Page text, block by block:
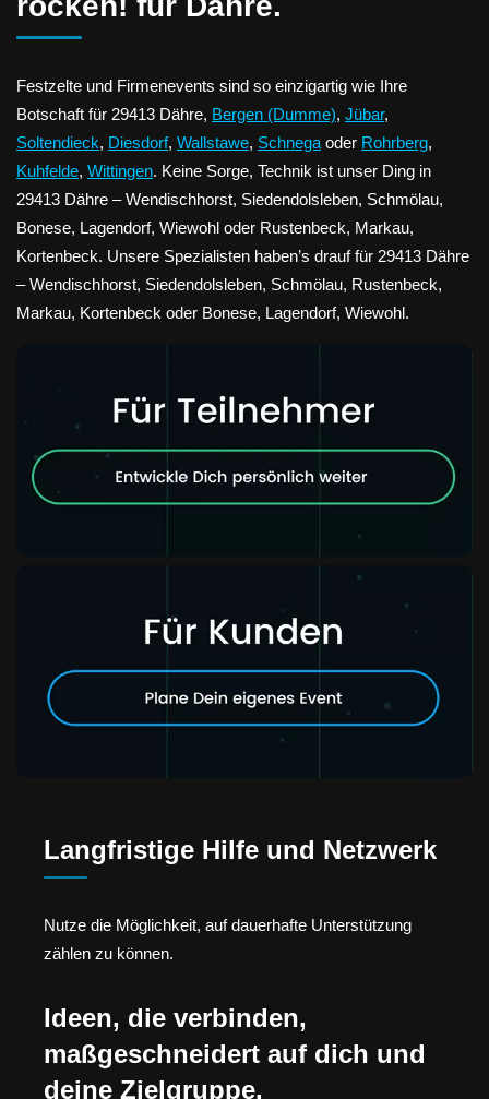
Festzelte und Firmenevents sind so einzigartig wie Ihre
Botschaft für 29413 Dähre, Bergen (Dumme), Jübar,
Soltendieck, Diesdorf, Wallstawe, Schnega oder Rohrberg,
Kuhfelde, Wittingen. Keine Sorge, Technik ist unser Ding in
29413 Dähre – Wendischhorst, Siedendolsleben, Schmölau,
Bonese, Lagendorf, Wiewohl oder Rustenbeck, Markau,
Kortenbeck. Unsere Spezialisten haben’s drauf für 29413 Dähre
– Wendischhorst, Siedendolsleben, Schmölau, Rustenbeck,
Markau, Kortenbeck oder Bonese, Lagendorf, Wiewohl.
Langfristige Hilfe und Netzwerk
Nutze die Möglichkeit, auf dauerhafte Unterstützung
zählen zu können.
Ideen, die verbinden,
maßgeschneidert auf dich und
deine Zielgruppe.